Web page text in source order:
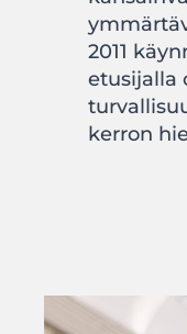
2011
etusijalla
kerron